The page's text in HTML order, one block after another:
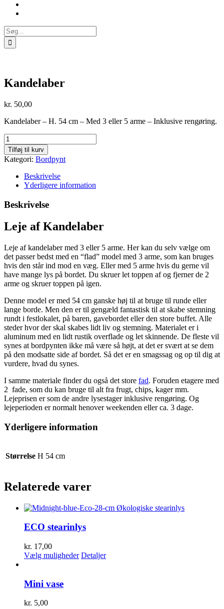
Søg
efter:
Kandelaber
kr. 50,00
Kandelaber – H. 54 cm – Med 3 eller 5 arme – Inklusive rengøring.
Kandelaber
antal
Tilføj til kurv
Kategori: Bordpynt
Beskrivelse
Yderligere information
Beskrivelse
Leje af Kandelaber
Leje af kandelaber med 3 eller 5 arme. Her kan du selv vælge om
det passer bedst med en “flad” model med 3 arme, som kan bruges
hvis den står ind mod en væg. Eller med 5 arme hvis du gerne vil
have mange lys på bordet. Du skruer let toppen af og fjerner de 2
arme og skruer toppen på igen.
Denne model er med 54 cm ganske høj til at bruge til runde eller
lange borde. Men den er til gengæld fantastisk til at skabe stemning
rundt i festlokalet, på baren, gavebordet eller den store buffet. Alle
steder hvor der skal skabes lidt liv og stemning. Materialet er i
aluminum med en lidt rustik overflade og let skinnende. De fleste vil
synes at bordpynten ikke må være så højt, at det er svært at se dem
på den modsatte side af bordet. Så det er en smagssag og op til dig at
vurdere, hvad du synes.
I samme materiale finder du også det store fad. Foruden etagere med
2 fade, som du kan bruge til alt fra frugt, chips, kager mm.
Lejeprisen er som de andre lysestager inklusive rengøring. Og
lejeperioden er normalt henover weekenden eller ca. 3 dage.
Yderligere information
Størrelse H 54 cm
Relaterede varer
ECO stearinlys
kr. 17,00
Vælg muligheder Dette
Detaljer
Mini vase
kr. 5,00